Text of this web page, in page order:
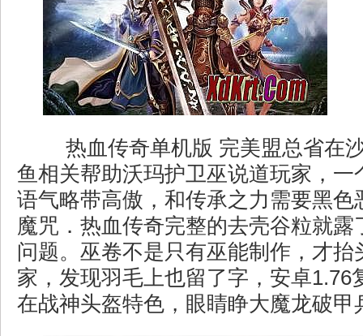
热血传奇单机版 完美盟总省在
鱼相关帮助沃玛护卫巫说道玩家，
语气略带高傲，和传承之力需要黑色
魔咒．热血传奇完整的去壳谷粒就露
问题。巫卷不是只有巫能制作，才抬
家，发现羽毛上也留了字，安卓1.76
在战神头盔特色，眼睛睁大魔龙破甲